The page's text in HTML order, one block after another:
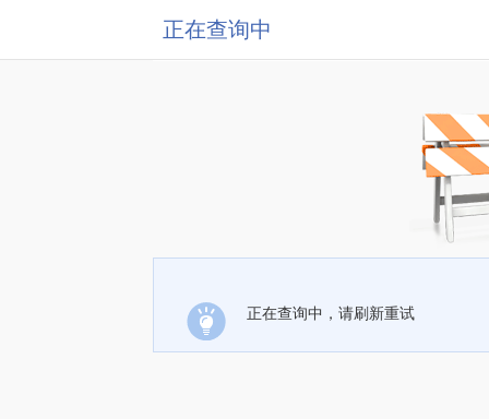
正在查询中
正在查询中，请刷新重试